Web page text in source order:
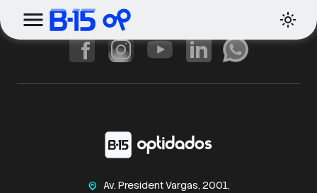
home_pin
Av. President Vargas, 2001,